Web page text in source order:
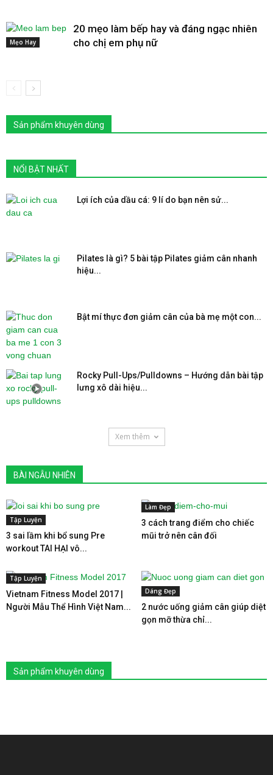
Mẹo Hay
20 mẹo làm bếp hay và đáng ngạc nhiên
cho chị em phụ nữ
Sản phẩm khuyên dùng
NỔI BẬT NHẤT
Lợi ích của dầu cá: 9 lí do bạn nên sử...
Pilates là gì? 5 bài tập Pilates giảm cân nhanh
hiệu...
Bật mí thực đơn giảm cân của bà mẹ một con...
Rocky Pull-Ups/Pulldowns – Hướng dẫn bài tập
lưng xô dài hiệu...
Xem thêm
BÀI NGẪU NHIÊN
Tập Luyện
3 sai lầm khi bổ sung Pre
workout TAI HẠI vô...
Làm Đẹp
3 cách trang điểm cho chiếc
mũi trở nên cân đối
Tập Luyện
Vietnam Fitness Model 2017 |
Người Mẫu Thể Hình Việt Nam...
Dáng Đẹp
2 nước uống giảm cân giúp diệt
gọn mỡ thừa chỉ...
Sản phẩm khuyên dùng